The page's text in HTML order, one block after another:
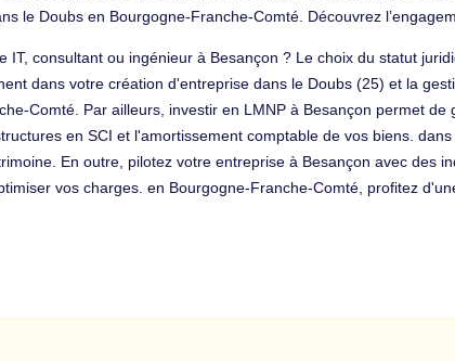
le Doubs en Bourgogne-Franche-Comté. Découvrez
IT, consultant ou ingénieur à Besançon ? Le choix du statut
dans votre création d'entreprise dans le Doubs (25) et la
Comté. Par ailleurs, investir en LMNP à Besançon permet
en SCI et l'amortissement comptable de vos biens.
En outre, pilotez votre entreprise à Besançon avec des
vos charges. en Bourgogne-Franche-Comté, profitez